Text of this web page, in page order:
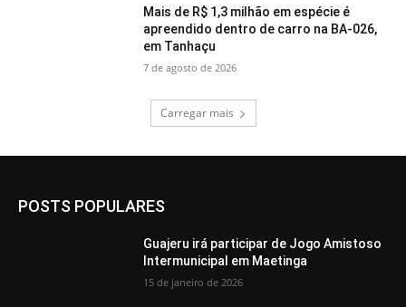
Mais de R$ 1,3 milhão em espécie é
apreendido dentro de carro na BA-026,
em Tanhaçu
7 de agosto de 2026
Carregar mais
POSTS POPULARES
Guajeru irá participar de Jogo Amistoso
Intermunicipal em Maetinga
15 de janeiro de 2026